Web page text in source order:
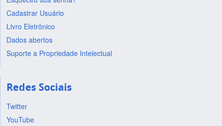
Cadastrar Usuário
Livro Eletrônico
Dados abertos
Suporte a Propriedade Intelectual
Redes Sociais
Twitter
YouTube